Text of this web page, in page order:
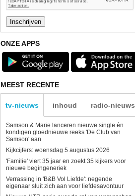
ONZE APPS
MEEST RECENTE
tv-nieuws inhoud radio-nieuws
Samson & Marie lanceren nieuwe single én
kondigen gloednieuwe reeks 'De Club van
Samson' aan
Kijkcijfers: woensdag 5 augustus 2026
'Familie' viert 35 jaar en zoekt 35 kijkers voor
nieuwe begingeneriek
Verrassing in 'B&B Vol Liefde': negende
eigenaar sluit zich aan voor liefdesavontuur